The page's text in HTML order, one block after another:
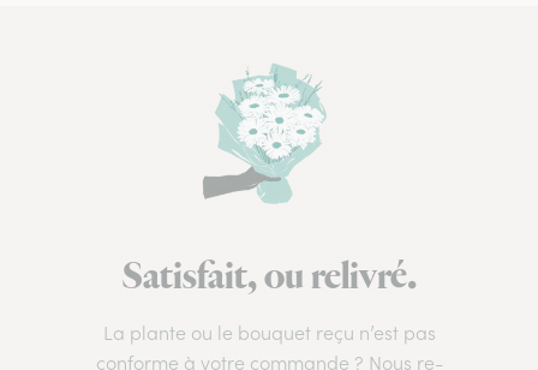
Satisfait, ou relivré.
La plante ou le bouquet reçu n’est pas
conforme à votre commande ? Nous re-